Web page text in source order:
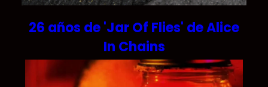
26 años de 'Jar Of Flies' de Alice
In Chains